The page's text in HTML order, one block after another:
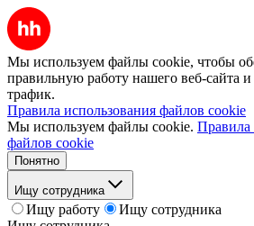
Мы используем файлы cookie, чтобы
правильную работу нашего веб-сайта и
трафик.
Правила использования файлов cookie
Мы используем файлы cookie. Правила
файлов cookie
Понятно
Ищу сотрудника
Ищу работу
Ищу сотрудника